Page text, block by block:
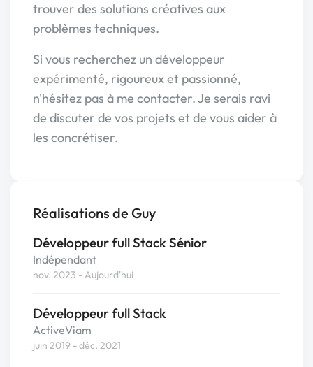
trouver des solutions créatives aux
problèmes techniques.
Si vous recherchez un développeur
expérimenté, rigoureux et passionné,
n'hésitez pas à me contacter. Je serais ravi
de discuter de vos projets et de vous aider à
les concrétiser.
Réalisations de Guy
Développeur full Stack Sénior
Indépendant
nov. 2023 - Aujourd'hui
Développeur full Stack
ActiveViam
juin 2019 - déc. 2021